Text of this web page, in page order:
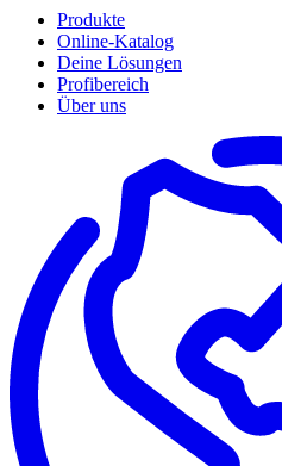
Produkte
Online-Katalog
Deine Lösungen
Profibereich
Über uns